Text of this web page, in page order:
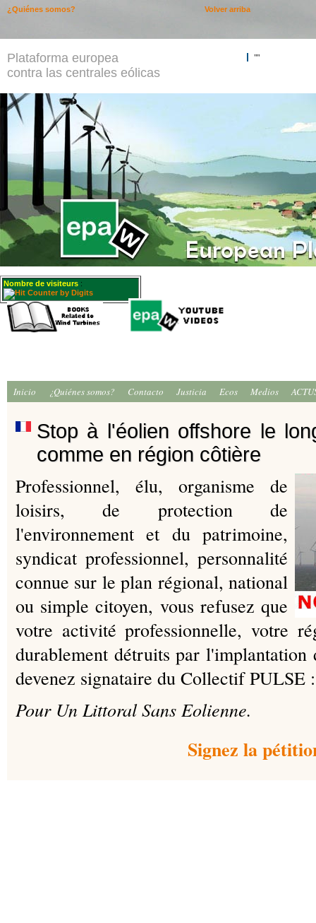
Plataforma europea
contra las centrales eólicas
""
Nombre de visiteurs :
Inicio ¿Quiénes somos? Contacto Justicia Ecos Medios
Stop à l'éolien offshore le
comme en région côtière
Professionnel, élu, organisme de
loisirs, de protection de
l'environnement et du patrimoine,
syndicat professionnel, personnalité
connue sur le plan régional, national
ou simple citoyen, vous refusez que
votre activité professionnelle, votre
durablement détruits par l'implantation
devenez signataire du Collectif PULSE :
Pour Un Littoral Sans Eolienne.
Signez la
Volver arriba
¿Quiénes somos?